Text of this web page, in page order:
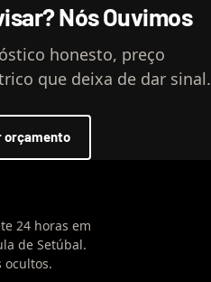
Nós Ouvimos
honesto, preço
que deixa de dar sinal.
orçamento
24 horas em
de Setúbal.
ocultos.